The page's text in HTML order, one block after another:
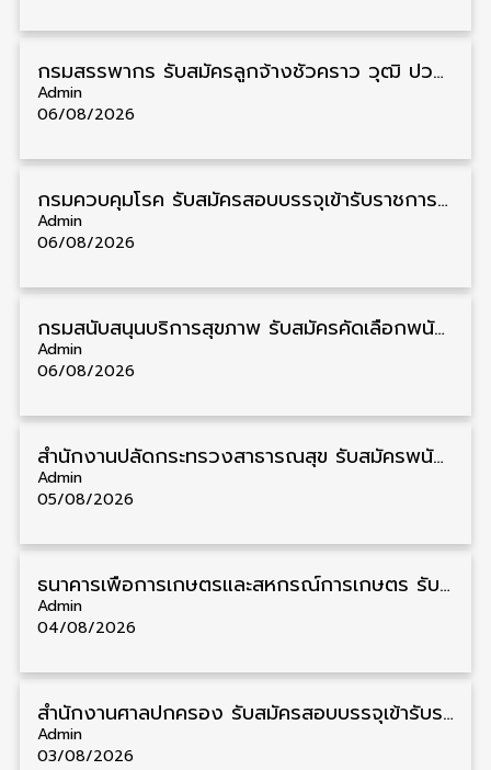
กรมสรรพากร รับสมัครลูกจ้างชั่วคราว วุฒิ ปวช./ป.ตรี 138 อัตรา รับสมัคร 17 – 31 สิงหาคม
Admin
06/08/2026
กรมควบคุมโรค รับสมัครสอบบรรจุเข้ารับราชการ วุฒิ ปวส./ป.ตรี 17 อัตรา รับสมัคร 17 สิงหาคม – 4 กันยายน
Admin
06/08/2026
กรมสนับสนุนบริการสุขภาพ รับสมัครคัดเลือกพนักงานราชการ วุฒิ ปวส./ป.ตรี 13 อัตรา รับสมัคร 11 – 20 สิงหาคม
Admin
06/08/2026
สำนักงานปลัดกระทรวงสาธารณสุข รับสมัครพนักงานราชการรูปแบบพิเศษ วุฒิ ปวส./ป.ตรี 102 อัตรา รับสมัคร 17 – 28 สิงหาคม
Admin
05/08/2026
ธนาคารเพื่อการเกษตรและสหกรณ์การเกษตร รับสมัครบุคคลเพื่อเป็นผู้ช่วยพนักงาน วุฒิ ป.ตรี 5 อัตรา รับสมัคร 4 – 14 สิงหาคม
Admin
04/08/2026
สํานักงานศาลปกครอง รับสมัครสอบบรรจุเข้ารับราชการ วุฒิ ป.ตรี 72 อัตรา รับสมัคร 31 สิงหาคม – 18 กันยายน
Admin
03/08/2026